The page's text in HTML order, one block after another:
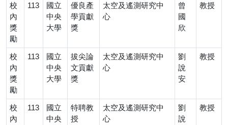
校
內
獎
勵
113
國立
中央
大學
優良產
學貢獻
獎
太空及遙測研究中
心
曾
國
欣
教授
校
內
獎
勵
113
國立
中央
大學
拔尖論
文貢獻
獎
太空及遙測研究中
心
劉
說
安
教授
校
內
113
國立
中央
特聘教
授
太空及遙測研究中
心
劉
說
教授